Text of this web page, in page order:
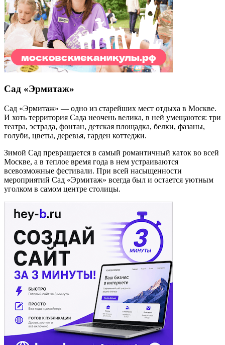
Сад «Эрмитаж»
Сад «Эрмитаж» — одно из старейших мест отдыха в Москве.
И хоть территория Сада неочень велика, в ней умещаются: три
театра, эстрада, фонтан, детская площадка, белки, фазаны,
голуби, цветы, деревья, гарден коттеджи.
Зимой Сад превращается в самый романтичный каток во всей
Москве, а в теплое время года в нем устраиваются
всевозможные фестивали. При всей насыщенности
мероприятий Сад «Эрмитаж» всегда был и остается уютным
уголком в самом центре столицы.